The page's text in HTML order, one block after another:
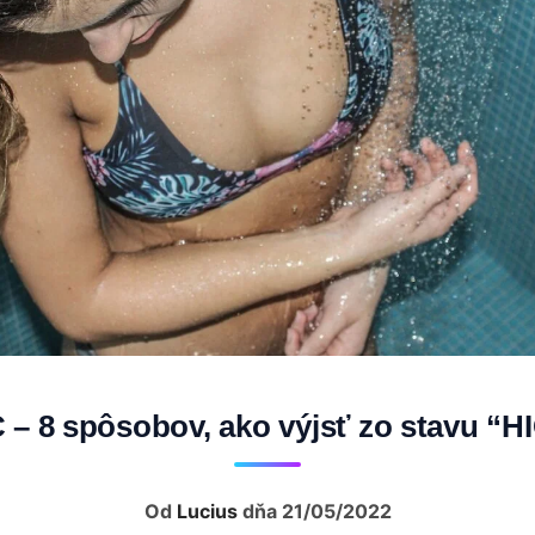
– 8 spôsobov, ako výjsť zo stavu
Od Lucius dňa 21/05/2022